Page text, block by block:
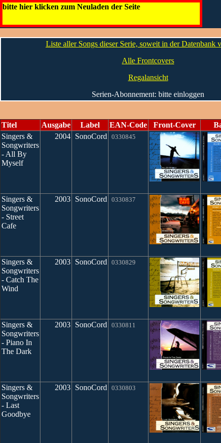
bitte hier klicken zum Neuladen der Seite
Singers & Songwriters
Liste aller Songs dieser Serie, soweit in der Datenbank
Alle Frontcovers
Regalansicht
Serien-Abonnement: bitte einloggen
Titel Ausgabe Label EAN-Code Front-Cover
Singers &
Songwriters
- All By
Myself
2004 SonoCord 0330845
Singers &
Songwriters
- Street
Cafe
2003 SonoCord 0330837
Singers &
Songwriters
- Catch The
Wind
2003 SonoCord 0330829
Singers &
Songwriters
- Piano In
The Dark
2003 SonoCord 0330811
Singers &
Songwriters
- Last
Goodbye
2003 SonoCord 0330803